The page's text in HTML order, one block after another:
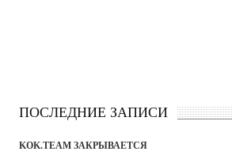
ПОСЛЕДНИЕ ЗАПИСИ
KOK.TEAM ЗАКРЫВАЕТСЯ